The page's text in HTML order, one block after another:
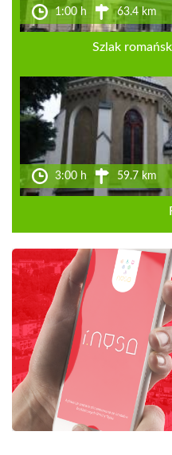
1:00 h 63.4 km
Szlak
3:00 h 59.7 km